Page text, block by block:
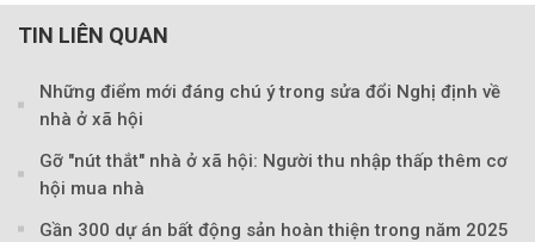
TIN LIÊN QUAN
Những điểm mới đáng chú ý trong sửa đổi Nghị định về
nhà ở xã hội
Gỡ "nút thắt" nhà ở xã hội: Người thu nhập thấp thêm cơ
hội mua nhà
Gần 300 dự án bất động sản hoàn thiện trong năm 2025